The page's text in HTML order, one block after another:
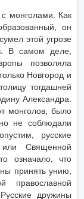
монголами. Как
он
этой угрозе
В самом деле,
позволяла
Новгород и
тогдашней
Александра.
монголов, было
не соблюдали
русские
Священной
означало, что
принять унию,
православной
дружины